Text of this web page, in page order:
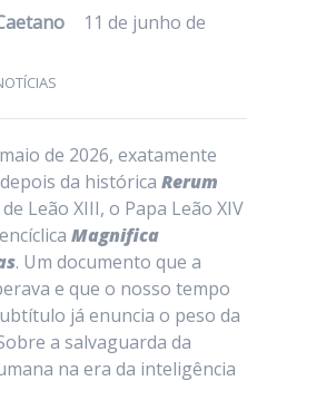
11 de junho de
de 2026, exatamente
da histórica Rerum
de Leão XIII, o Papa Leão XIV
Magnifica
. Um documento que a
e que o nosso tempo
já enuncia o peso da
a salvaguarda da
na era da inteligência